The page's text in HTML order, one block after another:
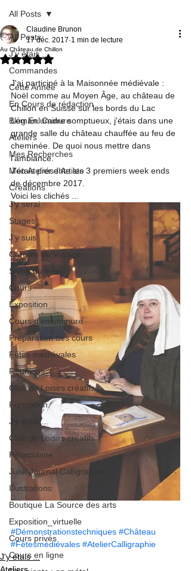
All Posts
J'y étais ...
Commandes
Cette Année
En Cours de rédaction
Blog Enluminure
Ateliers
Mes Recherches
Mon Atelier d'Artiste
Créations
J'y serai
Stages
J'y suis
Carnets de Voyage
Salon du livre
Cours
Exposition
Cours d'enluminure
Préparation des cours
Fêtes médiévales
Réunions
Club de Loisirs créatifs
Formation
J'y étais ...
Club de Loisirs créatifs
Périscolaire
Junk Journal Calligraphié
Illustrations
Boutique La Source des arts
Exposition_virtuelle
Cours privés
Cours en ligne
All Posts
Au Château de Chillon
Claudine Brunon
17 déc. 2017 1 min de lecture
Noté NaN étoiles sur 5.
J'ai participé à la Maisonnée médiévale :
Noël comme au Moyen Âge, au château de
Chillon en Suisse sur les bords du Lac
Léman. Cadre somptueux, j'étais dans une
grande salle du château chauffée au feu de
cheminée. De quoi nous mettre dans
l'ambiance.
J'étais présente les 3 premiers week ends
de décembre 2017.
Voici les clichés ...
#Démonstrationstechniques #Château
#Fêtesmédiévales #AtelierCalligraphie
J'y étais ...
Ateliers